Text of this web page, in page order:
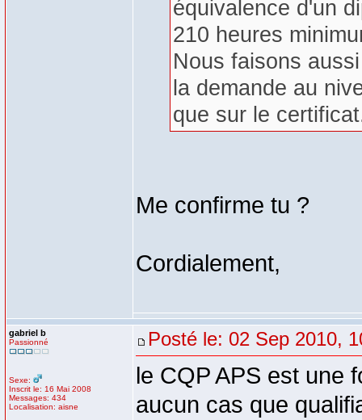
équivalence d'un
210 heures
Nous faisons
la demande au
que sur le
Me confirme tu ?
Cordialement,
gabriel b
Passionné
Sexe:
Inscrit le: 16 Mai 2008
Messages: 434
Localisation: aisne
Posté le: 02 Sep 2010,
le CQP APS est une
aucun cas que